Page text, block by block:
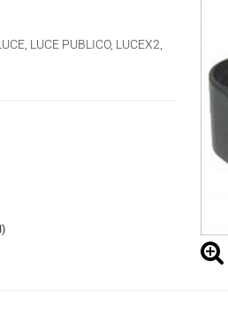
LUCE PUBLICO, LUCEX2,